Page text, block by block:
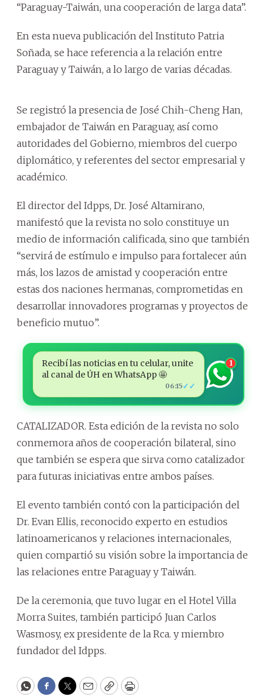
“Paraguay-Taiwán, una cooperación de larga data”.
En esta nueva publicación del Instituto Patria
Soñada, se hace referencia a la relación entre
Paraguay y Taiwán, a lo largo de varias décadas.
Se registró la presencia de José Chih-Cheng Han,
embajador de Taiwán en Paraguay, así como
autoridades del Gobierno, miembros del cuerpo
diplomático, y referentes del sector empresarial y
académico.
El director del Idpps, Dr. José Altamirano,
manifestó que la revista no solo constituye un
medio de información calificada, sino que también
“servirá de estímulo e impulso para fortalecer aún
más, los lazos de amistad y cooperación entre
estas dos naciones hermanas, comprometidas en
desarrollar innovadores programas y proyectos de
beneficio mutuo”.
Recibí las noticias en tu celular, unite
al canal de ÚH en WhatsApp 🤩
06:15✓✓
1
CATALIZADOR. Esta edición de la revista no solo
conmemora años de cooperación bilateral, sino
que también se espera que sirva como catalizador
para futuras iniciativas entre ambos países.
El evento también contó con la participación del
Dr. Evan Ellis, reconocido experto en estudios
latinoamericanos y relaciones internacionales,
quien compartió su visión sobre la importancia de
las relaciones entre Paraguay y Taiwán.
De la ceremonia, que tuvo lugar en el Hotel Villa
Morra Suites, también participó Juan Carlos
Wasmosy, ex presidente de la Rca. y miembro
fundador del Idpps.
WhatsApp
Facebook
Twitter
EmailCopyPrint